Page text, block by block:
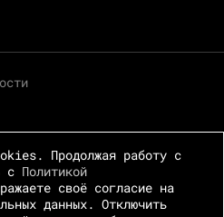
Продолжая работу с
с Политикой
своё согласие на
данных. Отключить